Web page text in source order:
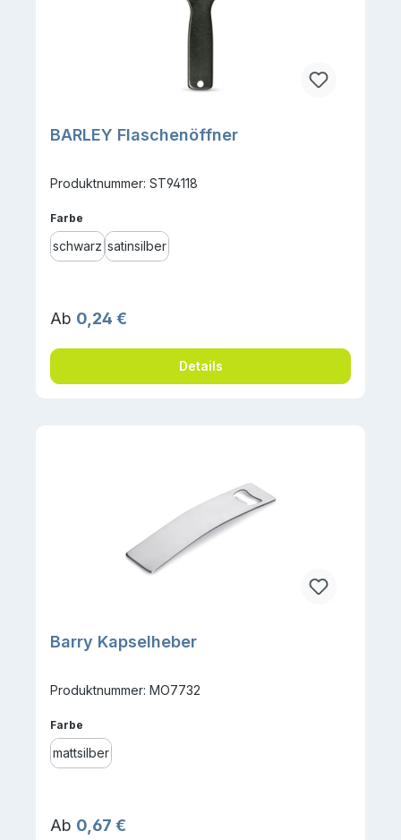
BARLEY Flaschenöffner
Produktnummer: ST94118
Farbe
schwarz satinsilber
Regulärer Preis:
Ab 0,24 €
Details
Barry Kapselheber
Produktnummer: MO7732
Farbe
mattsilber
Regulärer Preis:
Ab 0,67 €